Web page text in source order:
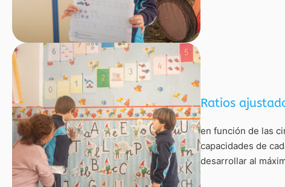
Ratios
en función de las
capacidades de
desarrollar al